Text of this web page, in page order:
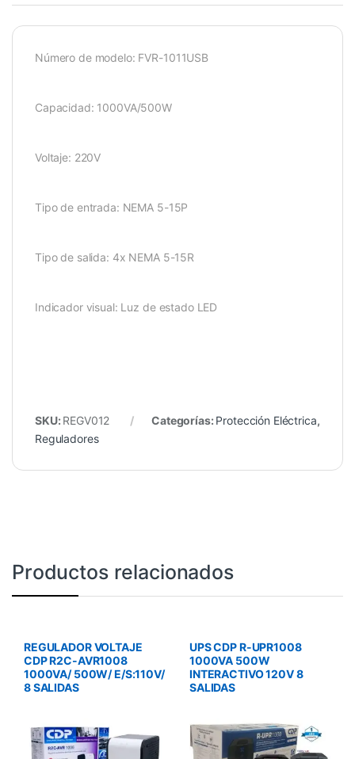
Número de modelo: FVR-1011USB
Capacidad: 1000VA/500W
Voltaje: 220V
Tipo de entrada: NEMA 5-15P
Tipo de salida: 4x NEMA 5-15R
Indicador visual: Luz de estado LED
SKU: REGV012 Categorías: Protección Eléctrica,
Reguladores
Productos relacionados
REGULADOR VOLTAJE
CDP R2C-AVR1008
1000VA/ 500W/ E/S:110V/
8 SALIDAS
UPS CDP R-UPR1008
1000VA 500W
INTERACTIVO 120V 8
SALIDAS